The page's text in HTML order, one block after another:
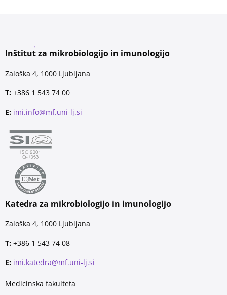
Inštitut za mikrobiologijo in imunologijo
Zaloška 4, 1000 Ljubljana
T: +386 1 543 74 00
E: imi.info@mf.uni-lj.si
Katedra za mikrobiologijo in imunologijo
Zaloška 4, 1000 Ljubljana
T: +386 1 543 74 08
E: imi.katedra@mf.uni-lj.si
Medicinska fakulteta